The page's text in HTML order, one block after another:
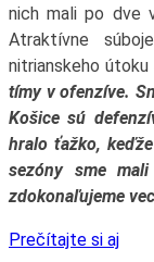
nich mali po dve
Atraktívne
nitrianskeho útoku
tímy v ofenzíve.
Košice sú
hralo ťažko,
sezóny sme
zdokonaľujeme
Prečítajte si aj